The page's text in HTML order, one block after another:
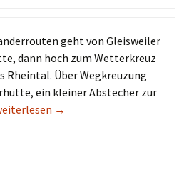
geht von Gleisweiler
dann hoch zum Wetterkreuz
Über Wegkreuzung
ein kleiner Abstecher zur
– Orensfels
→